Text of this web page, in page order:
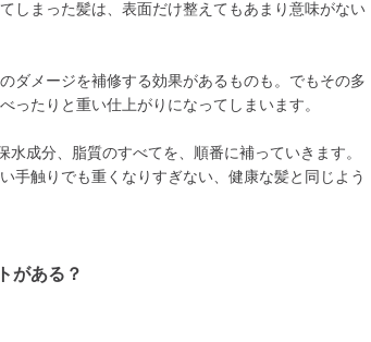
しまった髪は、表面だけ整えてもあまり意味がない
ダメージを補修する効果があるものも。でもその多
ったりと重い仕上がりになってしまいます。
成分、脂質のすべてを、順番に補っていきます。
手触りでも重くなりすぎない、健康な髪と同じよう
がある？